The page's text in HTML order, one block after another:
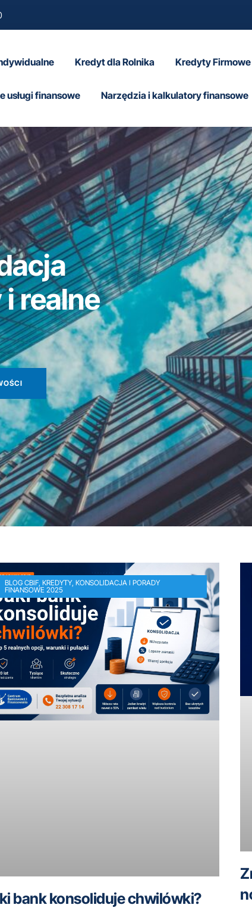
Kredyt dla Rolnika Kredyty Firmowe
usługi finansowe Narzędzia i kalkulatory finansowe
realne
BLOG CBIF, KREDYTY, KONSOLIDACJA I PORADY
FINANSOWE 2025
bank konsoliduje chwilówki?